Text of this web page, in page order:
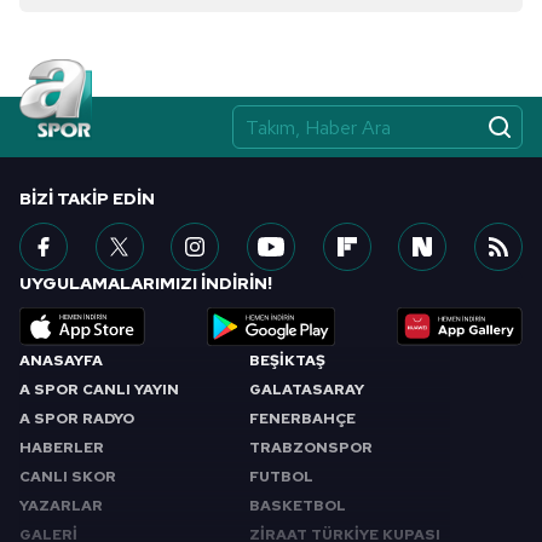
vasıtasıyla belirleyebilirsiniz. Çerezlere ilişkin detaylı bilgi
için Ayarlar butonuna tıklayabilir,Çerez Bilgilendirme
Metnimizi
ziyaret edebilirsiniz.
6698 sayılı Kişisel Verilerin Korunması Kanunu uyarınca
ilgili mevzuata uygun olarak kullanılan çerezlerle ilgili bilgi
almak için lütfen
tıklayınız .
ANASAYFA
A SPOR CANLI YAYIN
A SPOR RADYO
HABERLER
CANLI SKOR
YAZARLAR
GALERİ
BEŞİKTAŞ
GALATASARAY
FENERBAHÇE
TRABZONSPOR
FUTBOL
BASKETBOL
ZİRAAT TÜRKİYE KUPASI
BIZI TAKIP EDIN
UYGULAMALARIMIZI İNDİRİN!